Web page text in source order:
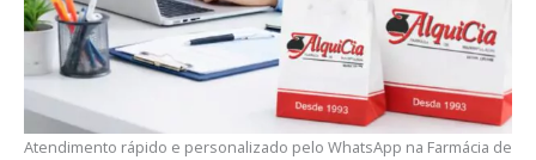
Atendimento rápido e personalizado pelo WhatsApp na Farmácia de